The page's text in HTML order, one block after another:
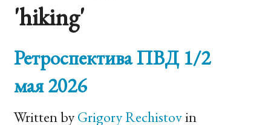
'hiking'
Ретроспектива ПВД 1/2
мая 2026
Written byGrigory Rechistovin